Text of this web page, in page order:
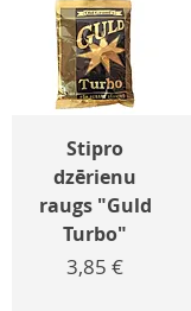
Stipro
dzērienu
raugs "Guld
Turbo"
Cena
3,85 €